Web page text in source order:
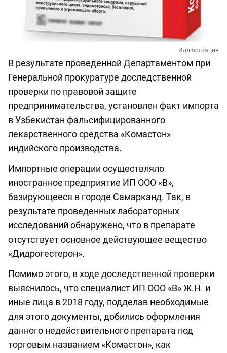
Иллюстрация
В результате проведенной Департаментом при
Генеральной прокуратуре доследственной
проверки по правовой защите
предпринимательства, установлен факт импорта
в Узбекистан фальсифицированного
лекарственного средства «Комастон»
индийского производства.
Импортные операции осуществляло
иностранное предприятие ИП ООО «В»,
базирующееся в городе Самарканд. Так, в
результате проведенных лабораторных
исследований обнаружено, что в препарате
отсутствует основное действующее вещество
«Дидрогестерон».
Помимо этого, в ходе доследственной проверки
выяснилось, что специалист ИП ООО «В» Ж.Н. и
иные лица в 2018 году, подделав необходимые
для этого документы, добились оформления
данного недействительного препарата под
торговым названием «Комастон», как